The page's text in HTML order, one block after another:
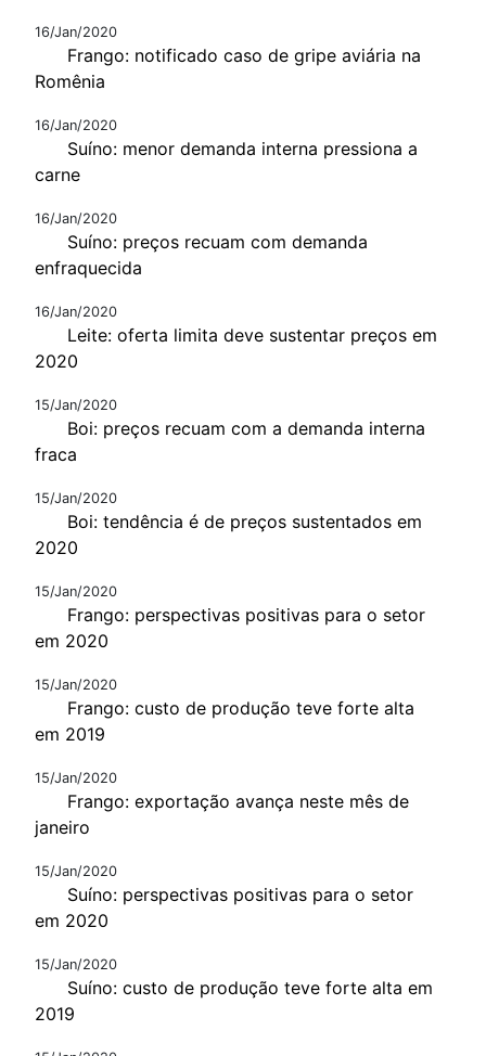
16/Jan/2020
Frango: notificado caso de gripe aviária na
Romênia
16/Jan/2020
Suíno: menor demanda interna pressiona a
carne
16/Jan/2020
Suíno: preços recuam com demanda
enfraquecida
16/Jan/2020
Leite: oferta limita deve sustentar preços em
2020
15/Jan/2020
Boi: preços recuam com a demanda interna
fraca
15/Jan/2020
Boi: tendência é de preços sustentados em
2020
15/Jan/2020
Frango: perspectivas positivas para o setor
em 2020
15/Jan/2020
Frango: custo de produção teve forte alta
em 2019
15/Jan/2020
Frango: exportação avança neste mês de
janeiro
15/Jan/2020
Suíno: perspectivas positivas para o setor
em 2020
15/Jan/2020
Suíno: custo de produção teve forte alta em
2019